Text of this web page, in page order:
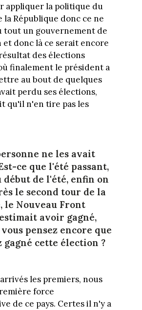
appliquer la politique du
la République donc ce ne
tout un gouvernement de
donc là ce serait encore
des élections
finalement le président a
au bout de quelques
perdu ses élections,
qu'il n'en tire pas les
ne les avait
ce que l'été passant,
début de l'été, enfin on
le second tour de la
le Nouveau Front
avoir gagné,
pensez encore que
gagné cette élection ?
les premiers, nous
force
de ce pays. Certes il n'y a